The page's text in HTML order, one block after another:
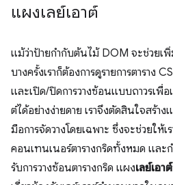
แผงเลย์เอาต์
แม้ว่าป้ายกำกับต้นไม้ DOM จะช่วยเ
บางครั้งเราก็ต้องการดูรายการตาราง
และเปิด/ปิดการวางซ้อนแบบถาวรเพื่
ต์ได้อย่างง่ายดาย เราจึงตัดสินใจสร้า
มือการจัดวางโดยเฉพาะ ซึ่งจะช่วยให้
คอนเทนเนอร์ตารางกริดทั้งหมด และ
รับการวางซ้อนตารางกริด แผงเลย์เอาต์